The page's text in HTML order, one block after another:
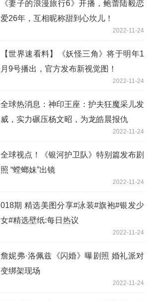
《妻子的浪漫旅行6》开播，鲍蕾陆毅恋
爱26年，互相昵称甜到心坎儿！
2022-11-24
【世界速看料】《妖怪三角》将于明年1
月9号播出，官方发布新视觉图！
2022-11-24
全球热消息：神印王座：护夫狂魔采儿发
威，实力碾压杨文昭，为龙皓晨报仇
2022-11-24
全球视点！《银河护卫队》特别篇发布剧
照 “螳螂妹”出镜
2022-11-24
018期 精选美图分享#泳装#旗袍#银发少
女#精选壁纸:每日热议
2022-11-24
詹妮弗·洛佩兹《闪婚》曝剧照 婚礼派对
变绑架现场
2022-11-24